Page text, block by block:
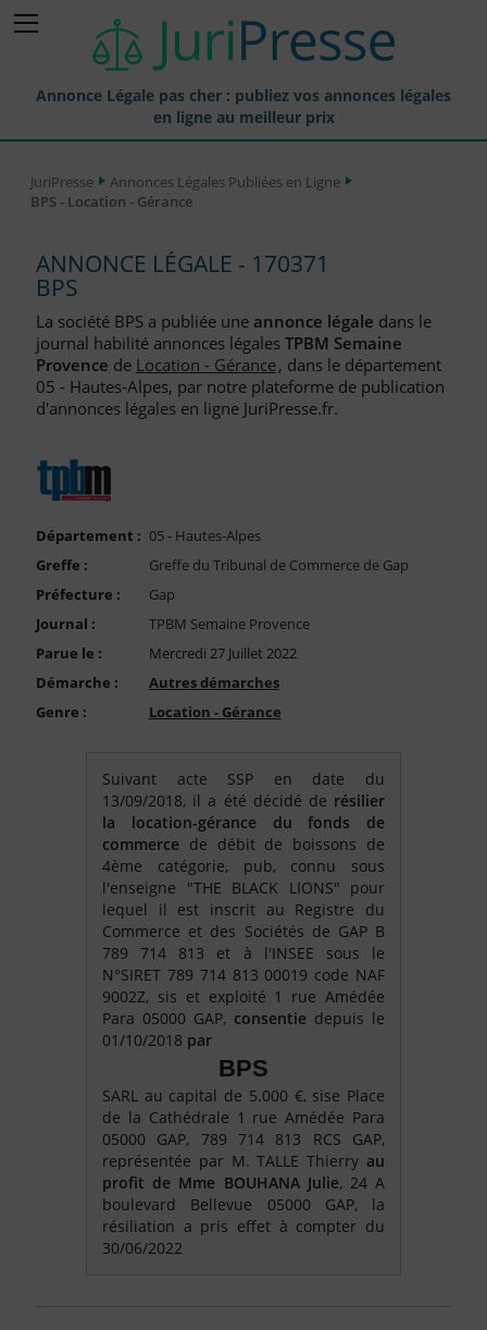
Annonce Légale pas cher : publiez vos annonces légales
en ligne au meilleur prix
Annonces Légales Publiées
Journaux Habilités (JAL) Annonces Légales
Départements pour la Publication d'Annonces Légales
Liste des Greffes
Liste des CCI
FAQ
Nous Contacter
Compte PRO
JuriPresse
Annonces Légales Publiées en Ligne
BPS - Location - Gérance
ANNONCE LÉGALE - 170371
BPS
La société BPS a publiée une annonce légale dans le
journal habilité annonces légalesTPBM Semaine
Provence de Location - Gérance, dans le département
05 - Hautes-Alpes, par notre plateforme de publication
d'annonces légales en ligne JuriPresse.fr.
Département : 05 - Hautes-Alpes
Greffe :
Greffe du Tribunal de Commerce de Gap
Préfecture :
Gap
Journal :
TPBM Semaine Provence
Parue le :
Mercredi 27 Juillet 2022
Démarche :
Autres démarches
Genre :
Location - Gérance
Suivant acte SSP en date du
13/09/2018, il a été décidé de résilier
la
location-gérance du fonds
de
commerce de débit de boissons de
4ème catégorie, pub, connu sous
l'enseigne "THE BLACK LIONS" pour
lequel il est inscrit au Registre du
Commerce et des Sociétés de GAP B
789 714 813 et à l'INSEE sous le
N°SIRET 789 714 813 00019 code NAF
9002Z, sis et exploité 1 rue Amédée
Para 05000 GAP, consentie depuis le
01/10/2018 par
BPS
SARL au capital de 5.000 €, sise Place
de la Cathédrale 1 rue Amédée Para
05000 GAP, 789 714 813 RCS GAP,
représentée par M. TALLE Thierry au
profit de Mme BOUHANA Julie, 24 A
boulevard Bellevue 05000 GAP, la
résiliation a pris effet à compter du
30/06/2022